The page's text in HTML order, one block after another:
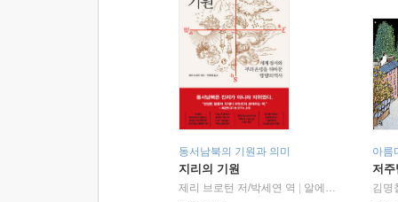
동서남북의 기원과 의미
지리의 기원
제리 브로턴 저/박세연 역
알에이치코리아(RHK)
아름
저
김명